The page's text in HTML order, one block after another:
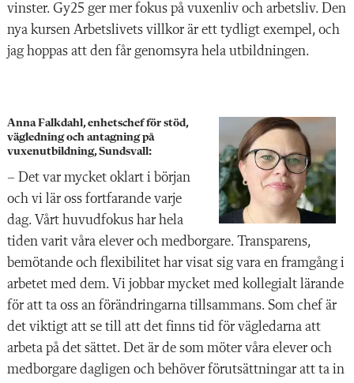
vinster. Gy25 ger mer fokus på vuxenliv och arbetsliv. Den
nya kursen Arbetslivets villkor är ett tydligt exempel, och
jag hoppas att den får genomsyra hela utbildningen.
Anna Falkdahl, enhetschef för stöd,
vägledning och antagning på
vuxenutbildning, Sundsvall:
– Det var mycket oklart i början
och vi lär oss fortfarande varje
dag. Vårt huvudfokus har hela
tiden varit våra elever och medborgare. Transparens,
bemötande och flexibilitet har visat sig vara en framgång i
arbetet med dem. Vi jobbar mycket med kollegialt lärande
för att ta oss an förändringarna tillsammans. Som chef är
det viktigt att se till att det finns tid för vägledarna att
arbeta på det sättet. Det är de som möter våra elever och
medborgare dagligen och behöver förutsättningar att ta in